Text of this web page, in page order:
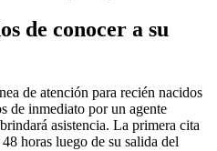
de conocer a su
de atención para recién nacidos
de inmediato por un agente
asistencia. La primera cita
horas luego de su salida del